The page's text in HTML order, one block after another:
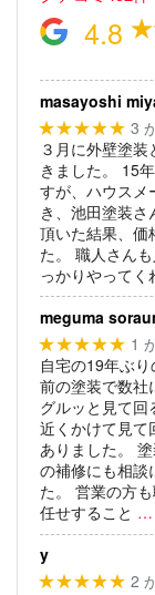
4.8
masayoshi
★★★★★ 3
３月に外壁塗
きました。
15
すが、ハウスメ
き、池田塗装
頂いた結果、価
た。
職人さん
っかりやってく
meguma
★★★★★ 1
自宅の19年ぶり
前の塗装で数社
グルッと見て回
近くかけて見て
ありました。
の補修にも相談
た。
営業の方
任せすること …
y
★★★★★ 2